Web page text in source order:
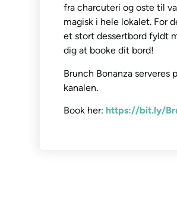
fra charcuteri og oste til
magisk i hele lokalet. For
et stort dessertbord fyldt
dig at booke dit bord!
Brunch Bonanza serveres
kanalen.
Book her: https://bit.ly/